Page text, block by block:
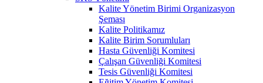
Kalite Yönetim Birimi Organizasyon
Şeması
Kalite Politikamız
Kalite Birim Sorumluları
Hasta Güvenliği Komitesi
Çalışan Güvenliği Komitesi
Tesis Güvenliği Komitesi